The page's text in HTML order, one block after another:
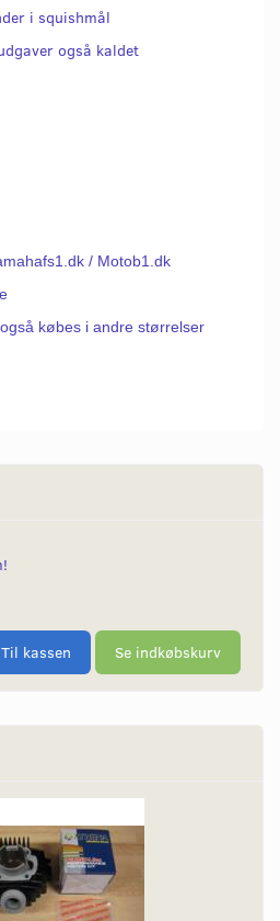
i squishmål
også kaldet
/ Motob1.dk
købes i andre størrelser
Til kassen Se indkøbskurv